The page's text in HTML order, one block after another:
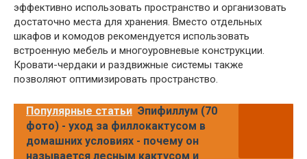
эффективно использовать пространство и организовать
достаточно места для хранения. Вместо отдельных
шкафов и комодов рекомендуется использовать
встроенную мебель и многоуровневые конструкции.
Кровати-чердаки и раздвижные системы также
позволяют оптимизировать пространство.
Популярные статьи Эпифиллум (70
фото) - уход за филлокактусом в
домашних условиях - почему он
называется лесным кактусом и